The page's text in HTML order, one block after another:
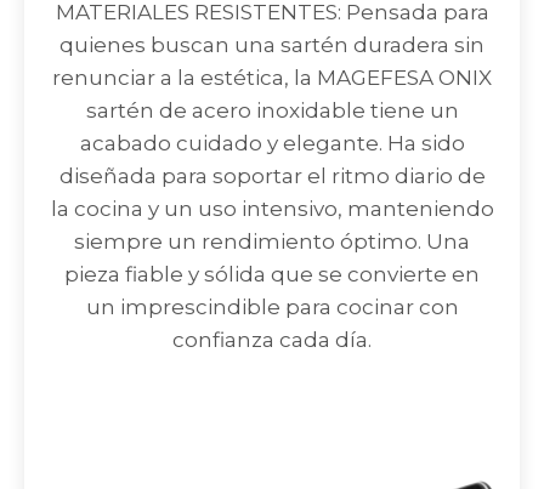
MATERIALES RESISTENTES: Pensada para
quienes buscan una sartén duradera sin
renunciar a la estética, la MAGEFESA ONIX
sartén de acero inoxidable tiene un
acabado cuidado y elegante. Ha sido
diseñada para soportar el ritmo diario de
la cocina y un uso intensivo, manteniendo
siempre un rendimiento óptimo. Una
pieza fiable y sólida que se convierte en
un imprescindible para cocinar con
confianza cada día.